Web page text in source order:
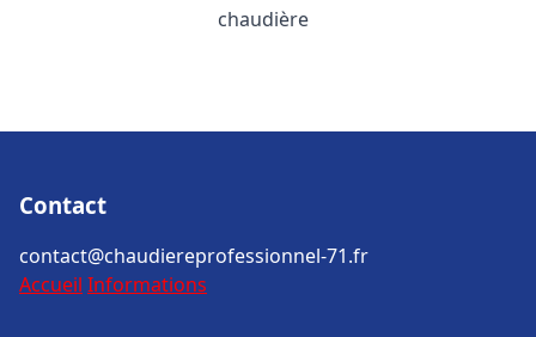
chaudière
Contact
contact@chaudiereprofessionnel-71.fr
Accueil Informations